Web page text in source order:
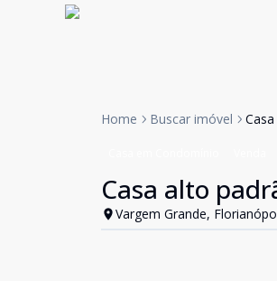
Home Buscar imóvel
Casa alto
Vargem Grande,